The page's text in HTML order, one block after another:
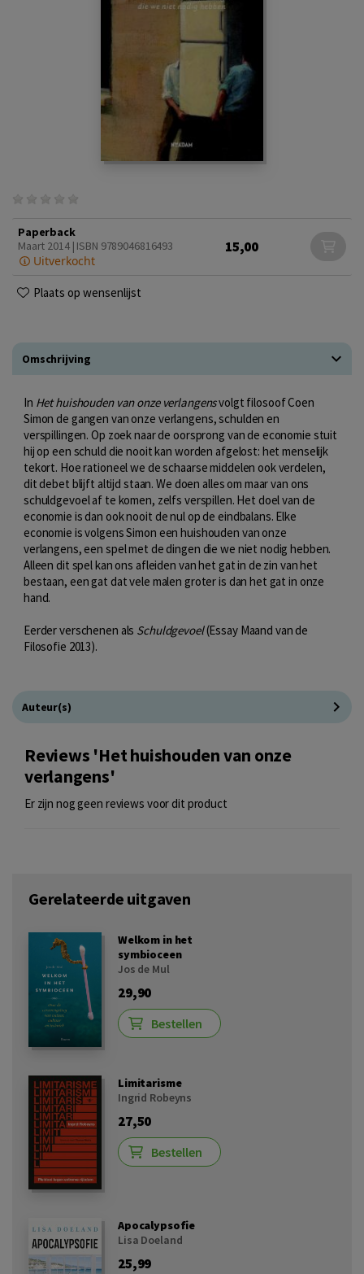
Paperback
Maart 2014 | ISBN 9789046816493
Uitverkocht
15,00
Plaats op wensenlijst
Omschrijving
In Het huishouden van onze verlangensvolgt filosoof Coen
Simon de gangen van onze verlangens, schulden en
verspillingen. Op zoek naar de oorsprong van de economie stuit
hij op een schuld die nooit kan worden afgelost: het menselijk
tekort. Hoe rationeel we de schaarse middelen ook verdelen,
dit debet blijft altijd staan. We doen alles om maar van ons
schuldgevoel af te komen, zelfs verspillen. Het doel van de
economie is dan ook nooit de nul op de eindbalans. Elke
economie is volgens Simon een huishouden van onze
verlangens, een spel met de dingen die we niet nodig hebben.
Alleen dit spel kan ons afleiden van het gat in de zin van het
bestaan, een gat dat vele malen groter is dan het gat in onze
hand.
Eerder verschenen als Schuldgevoel(Essay Maand van de
Filosofie 2013).
Auteur(s)
Reviews 'Het huishouden van onze
verlangens'
Er zijn nog geen reviews voor dit product
Gerelateerde uitgaven
Welkom in het
symbioceen
Jos de Mul
29,90
Bestellen
Limitarisme
Ingrid Robeyns
27,50
Bestellen
Apocalypsofie
Lisa Doeland
25,99